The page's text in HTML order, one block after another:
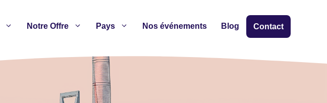
Notre Offre Pays Nos événements Blog Contact